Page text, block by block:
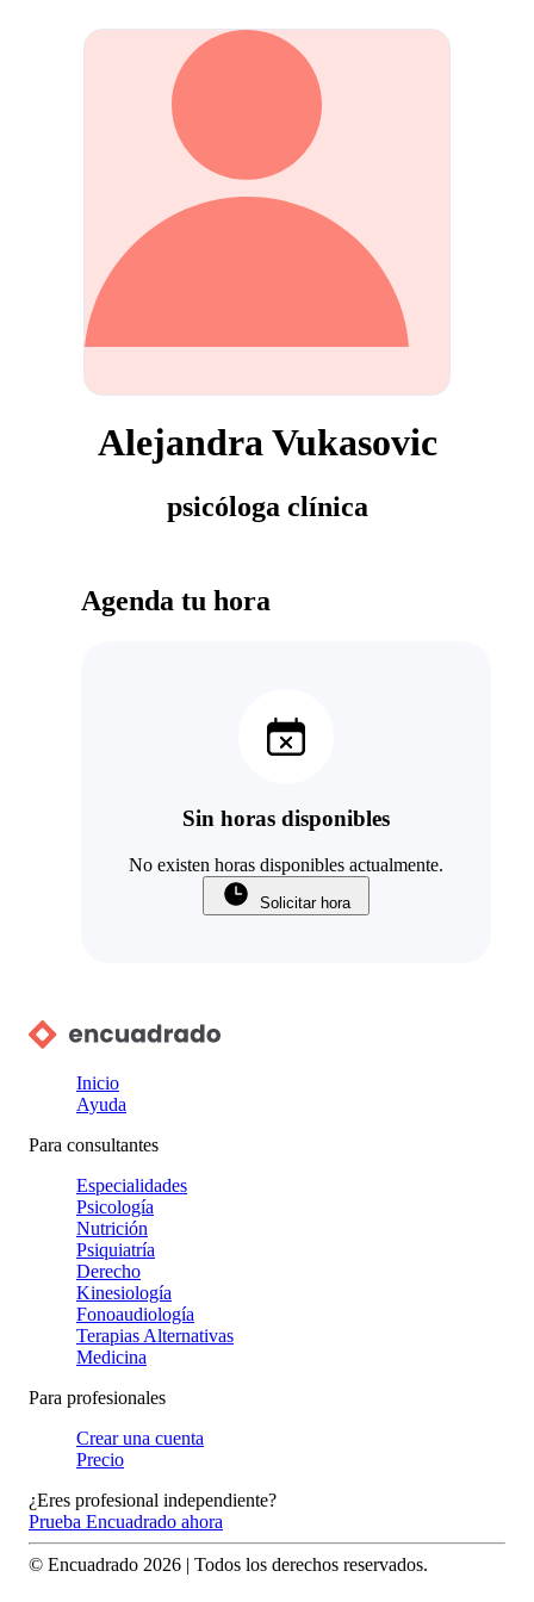
Alejandra Vukasovic
psicóloga clínica
Agenda tu hora
Sin horas disponibles
No existen horas disponibles actualmente.
Solicitar hora
Inicio
Ayuda
Para consultantes
Especialidades
Psicología
Nutrición
Psiquiatría
Derecho
Kinesiología
Fonoaudiología
Terapias Alternativas
Medicina
Para profesionales
Crear una cuenta
Precio
¿Eres profesional independiente?
Prueba Encuadrado ahora
© Encuadrado 2026 | Todos los derechos reservados.